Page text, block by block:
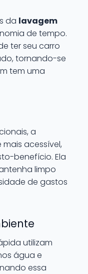
da lavagem
de tempo.
ter seu carro
tornando-se
tem uma
a
acessível,
benefício. Ela
limpo
de gastos
utilizam
água e
essa